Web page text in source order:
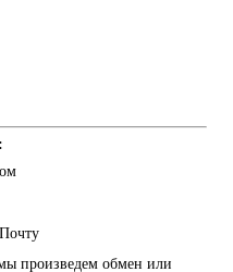
произведем обмен или